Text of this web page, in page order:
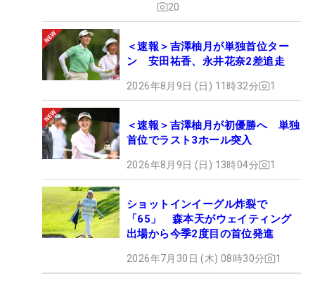
20
＜速報＞吉澤柚月が単独首位ター
ン 安田祐香、永井花奈2差追走
2026年8月9日 (日) 11時32分 1
＜速報＞吉澤柚月が初優勝へ 単独
首位でラスト3ホール突入
2026年8月9日 (日) 13時04分 1
ショットインイーグル炸裂で
「65」 森本天がウェイティング
出場から今季2度目の首位発進
2026年7月30日 (木) 08時30分 1